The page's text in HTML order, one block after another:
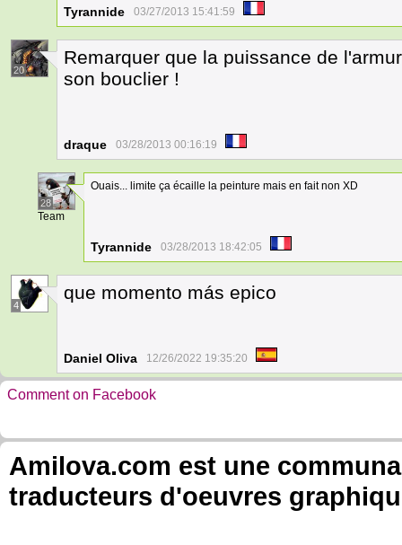
Tyrannide 03/27/2013 15:41:59
20
Remarquer que la puissance de
son bouclier !
draque 03/28/2013 00:16:19
28
Team
Ouais... limite ça écaille la peinture mais en fait non XD
Tyrannide 03/28/2013 18:42:05
4
que momento más epico
Daniel Oliva 12/26/2022 19:35:20
Comment on Facebook
Amilova.com est une
traducteurs d'oeuvres